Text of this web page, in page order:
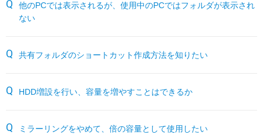
月額サービス
他のPCでは表示されるが、使用中のPCではフォルダが表示され
ない
共有フォルダのショートカット作成方法を知りたい
HDD増設を行い、容量を増やすことはできるか
ミラーリングをやめて、倍の容量として使用したい